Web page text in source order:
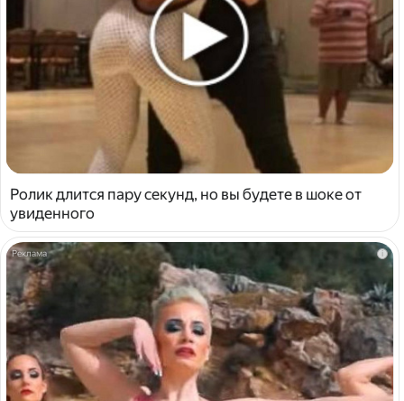
Ролик длится пару секунд, но вы будете в шоке от
увиденного
i